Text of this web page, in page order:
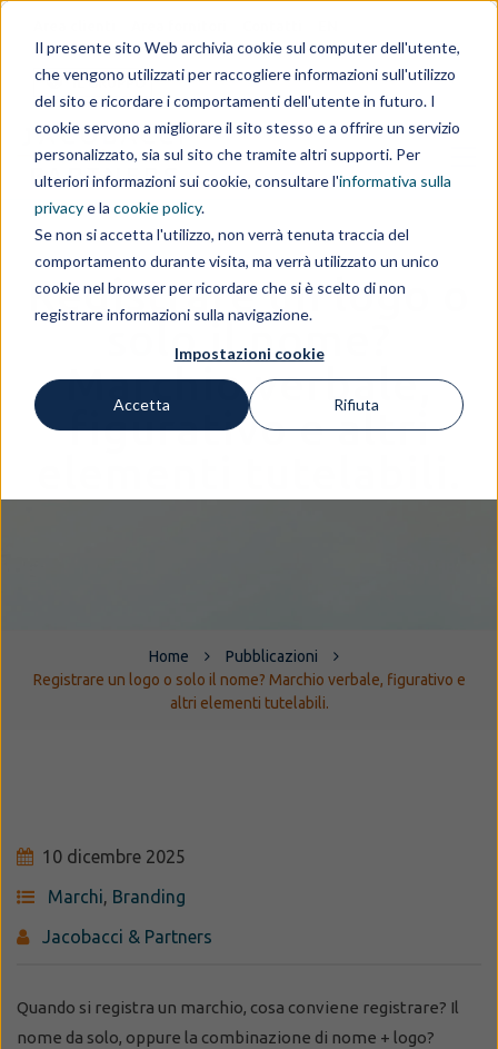
Il presente sito Web archivia cookie sul computer dell'utente,
che vengono utilizzati per raccogliere informazioni sull'utilizzo
del sito e ricordare i comportamenti dell'utente in futuro. I
cookie servono a migliorare il sito stesso e a offrire un servizio
personalizzato, sia sul sito che tramite altri supporti. Per
ulteriori informazioni sui cookie, consultare l'informativa sulla
privacye la cookie policy.
Se non si accetta l'utilizzo, non verrà tenuta traccia del
comportamento durante visita, ma verrà utilizzato un unico
cookie nel browser per ricordare che si è scelto di non
registrare informazioni sulla navigazione.
Impostazioni cookie
Accetta Rifiuta
IL GRUPPO
Registrare un logo o
solo il nome?
Marchio verbale,
figurativo e altri
Home
Pubblicazioni
Registrare un logo o solo il nome? Marchio verbale, figurativo e
altri elementi tutelabili.
10 dicembre 2025
Marchi, Branding
Jacobacci & Partners
Quando si registra un marchio, cosa conviene registrare? Il
nome da solo, oppure la combinazione di nome + logo?